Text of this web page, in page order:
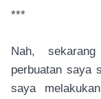
***
Nah,
perbuatan saya
saya